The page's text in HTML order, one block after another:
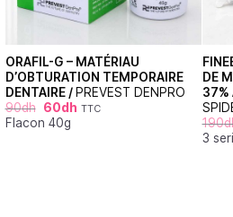
ORAFIL-G – MATÉRIAU
D’OBTURATION TEMPORAIRE
DENTAIRE / PREVEST DENPRO
90dh 60dh TTC
Flacon 40g
DE
37%
190
3